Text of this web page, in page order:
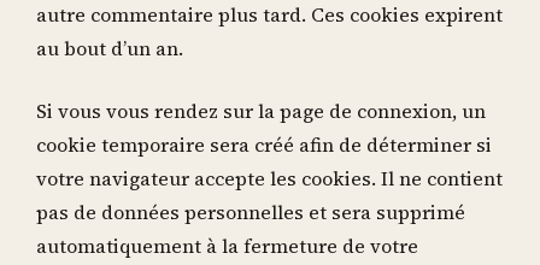
autre commentaire plus tard. Ces cookies expirent
au bout d’un an.
Si vous vous rendez sur la page de connexion, un
cookie temporaire sera créé afin de déterminer si
votre navigateur accepte les cookies. Il ne contient
pas de données personnelles et sera supprimé
automatiquement à la fermeture de votre